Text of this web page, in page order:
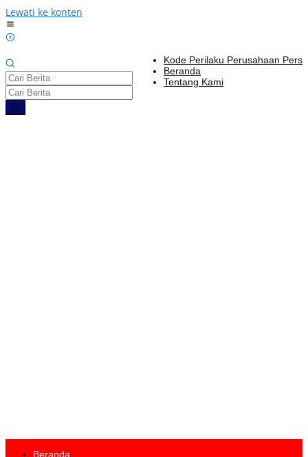
Lewati ke konten
Kode Perilaku Perusahaan Pers
Beranda
Tentang Kami
Beranda